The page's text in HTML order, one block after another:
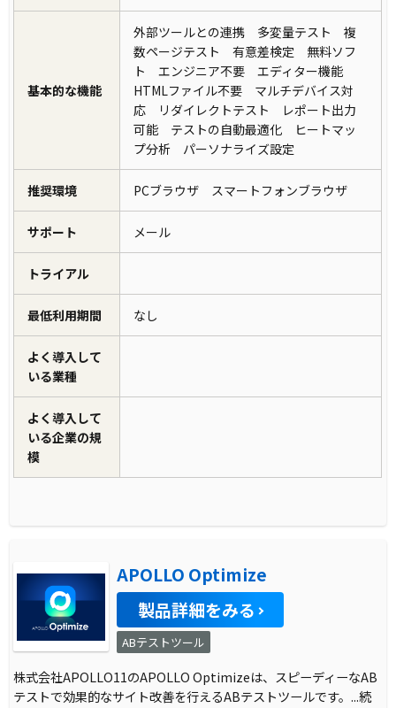
基本的な機能
外部ツールとの連携 多変量テスト 複
数ページテスト 有意差検定 無料ソフ
ト エンジニア不要 エディター機能
HTMLファイル不要 マルチデバイス対
応 リダイレクトテスト レポート出力
可能 テストの自動最適化 ヒートマッ
プ分析 パーソナライズ設定
推奨環境 PCブラウザ スマートフォンブラウザ
サポート メール
トライアル
最低利用期間 なし
よく導入して
いる業種
よく導入して
いる企業の規
模
APOLLO Optimize
製品詳細をみる
ABテストツール
株式会社APOLLO11のAPOLLO Optimizeは、スピーディーなAB
テストで効果的なサイト改善を行えるABテストツールです。...続